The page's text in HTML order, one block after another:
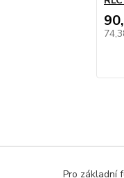
Pro základní